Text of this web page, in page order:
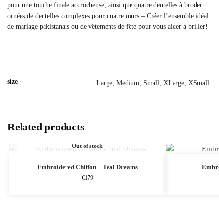
pour une touche finale accrocheuse, ainsi que quatre dentelles à broder
ornées de dentelles complexes pour quatre murs – Créer l’ensemble idéal
de mariage pakistanais ou de vêtements de fête pour vous aider à briller!
size Large, Medium, Small, XLarge, XSmall
Related products
Out of stock
Embroidered Chiffon – Teal Dreams
€179